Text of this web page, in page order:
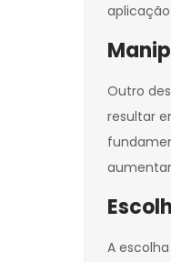
Outro
resultar
A